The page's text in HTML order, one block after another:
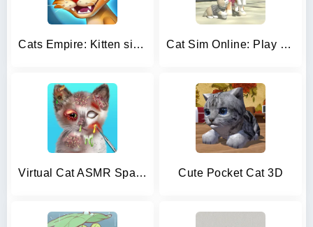
Cats Empire: Kitten simulation Cat Sim Online: Play with Cats
Virtual Cat ASMR Spa Makeover Cute Pocket Cat 3D